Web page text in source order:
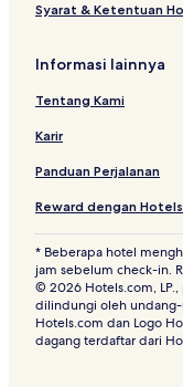
Syarat & Ketentuan
Informasi lainnya
Tentang Kami
Karir
Panduan Perjalanan
Reward dengan
* Beberapa hotel
jam sebelum check-in.
© 2026 Hotels.com,
dilindungi oleh
Hotels.com dan Logo
dagang terdaftar dari